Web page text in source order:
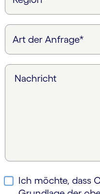
Nachricht
Ich möchte, dass